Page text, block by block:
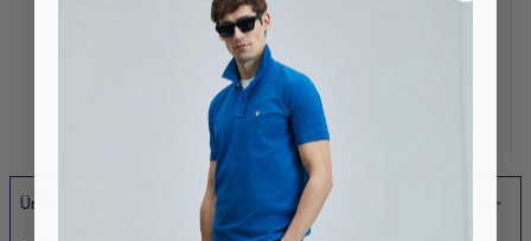
Ürün Açıklaması